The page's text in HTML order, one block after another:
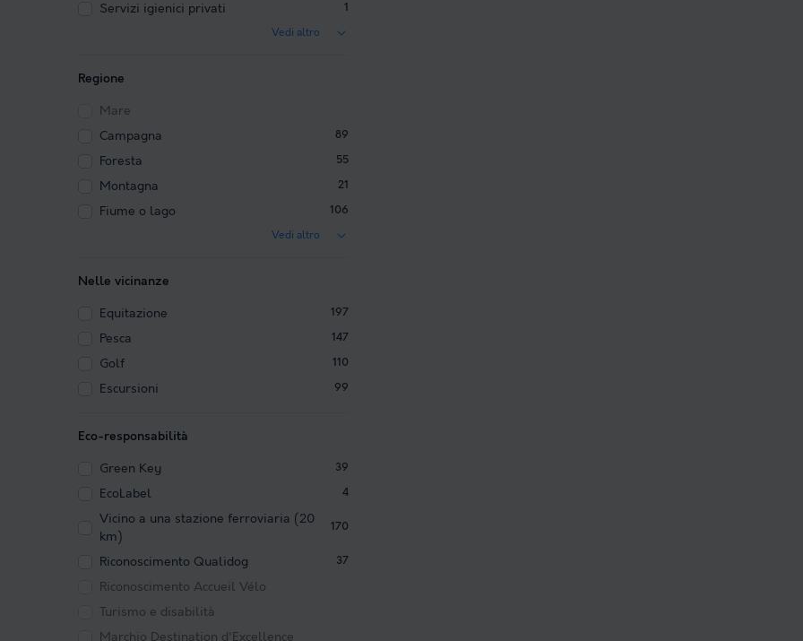
Servizi igienici privati 1
Vedi altro
Regione
Mare
Campagna
89
Foresta 55
Montagna 21
Fiume o lago 106
Vedi altro
Nelle vicinanze
Equitazione 197
Pesca 147
Golf 110
Escursioni 99
Eco-responsabilità
Green Key 39
EcoLabel 4
Vicino a una stazione ferroviaria (20
km)
170
Riconoscimento Qualidog 37
Riconoscimento Accueil Vélo
Turismo e disabilità
Marchio Destination d'Excellence